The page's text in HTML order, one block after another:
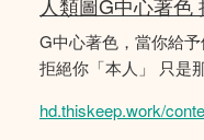
G中心著色，當你給
拒絕你「本人」 只是
hd.thiskeep.work/